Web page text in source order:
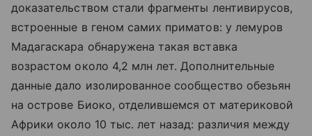
доказательством стали фрагменты лентивирусов,
встроенные в геном самих приматов: у лемуров
Мадагаскара обнаружена такая вставка
возрастом около 4,2 млн лет. Дополнительные
данные дало изолированное сообщество обезьян
на острове Биоко, отделившемся от материковой
Африки около 10 тыс. лет назад: различия между